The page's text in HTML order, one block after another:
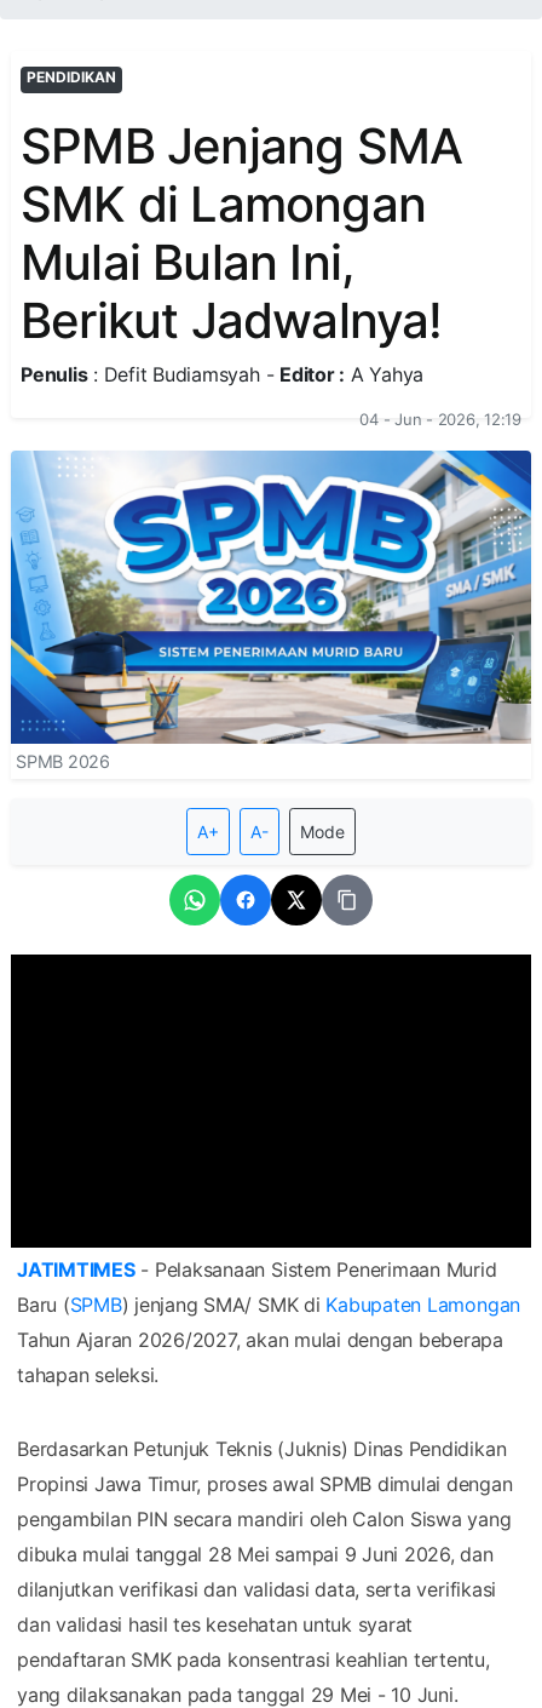
PENDIDIKAN
SPMB Jenjang SMA
SMK di Lamongan
Mulai Bulan Ini,
Berikut Jadwalnya!
Penulis: Defit Budiamsyah - Editor : A Yahya
04 - Jun - 2026, 12:19
SPMB 2026
A+ A- Mode
JATIMTIMES- Pelaksanaan Sistem Penerimaan Murid
Baru (SPMB) jenjang SMA/ SMK di Kabupaten Lamongan
Tahun Ajaran 2026/2027, akan mulai dengan beberapa
tahapan seleksi.
Berdasarkan Petunjuk Teknis (Juknis) Dinas Pendidikan
Propinsi Jawa Timur, proses awal SPMB dimulai dengan
pengambilan PIN secara mandiri oleh Calon Siswa yang
dibuka mulai tanggal 28 Mei sampai 9 Juni 2026, dan
dilanjutkan verifikasi dan validasi data, serta verifikasi
dan validasi hasil tes kesehatan untuk syarat
pendaftaran SMK pada konsentrasi keahlian tertentu,
yang dilaksanakan pada tanggal 29 Mei - 10 Juni.